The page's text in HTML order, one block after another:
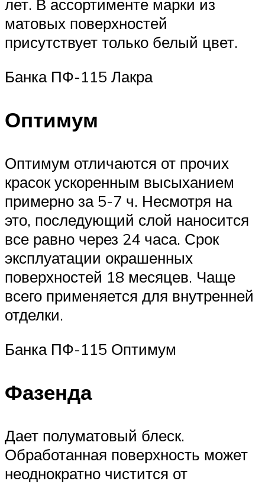
лет. В ассортименте марки из
матовых поверхностей
присутствует только белый цвет.
Банка ПФ-115 Лакра
Оптимум
Оптимум отличаются от прочих
красок ускоренным высыханием
примерно за 5-7 ч. Несмотря на
это, последующий слой наносится
все равно через 24 часа. Срок
эксплуатации окрашенных
поверхностей 18 месяцев. Чаще
всего применяется для внутренней
отделки.
Банка ПФ-115 Оптимум
Фазенда
Дает полуматовый блеск.
Обработанная поверхность может
неоднократно чистится от